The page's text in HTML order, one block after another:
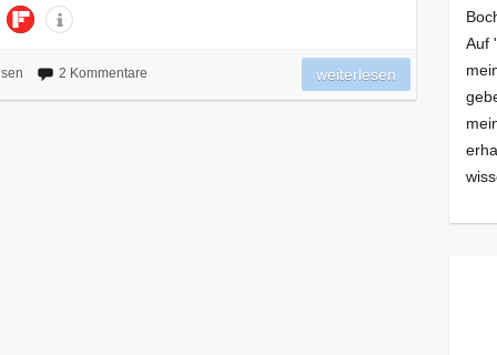
2 Kommentare weiterlesen
Auf